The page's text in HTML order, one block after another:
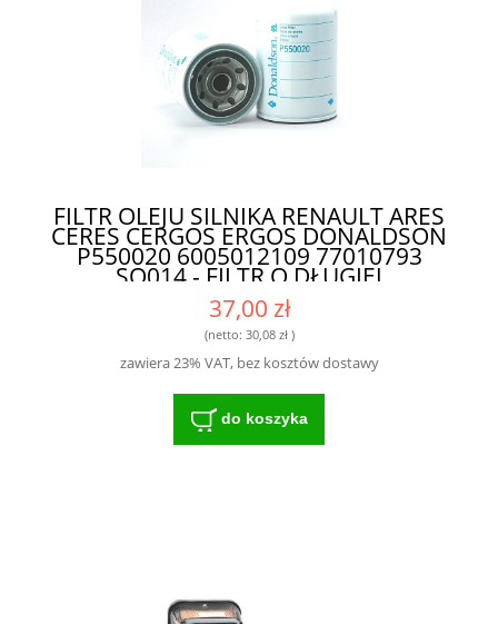
FILTR OLEJU SILNIKA RENAULT ARES
CERES CERGOS ERGOS DONALDSON
P550020 6005012109 77010793
SO014 - FILTR O DŁUGIEJ
ŻYWOTNOŚCI DO NOWOCZESNYCH
MASZYN
37,00 zł
(netto: 30,08 zł)
zawiera 23% VAT, bez kosztów dostawy
do koszyka